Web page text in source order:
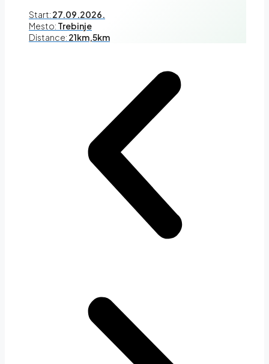
Start: 27.09.2026.
Mesto: Trebinje
Distance: 21km,5km